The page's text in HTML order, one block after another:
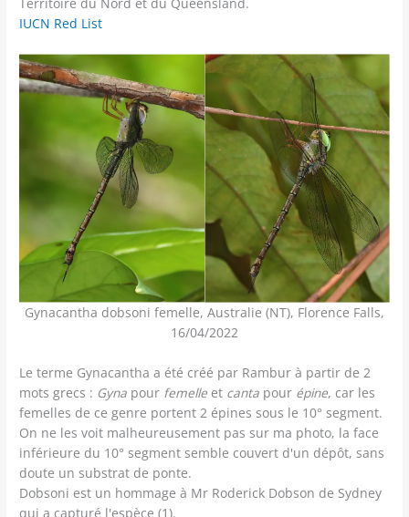
IUCN Red List
Gynacantha dobsoni femelle, Australie (NT), Florence Falls,
16/04/2022
Le terme Gynacantha a été créé par Rambur à partir de 2
mots grecs : Gyna pour femelle et canta pour épine, car les
femelles de ce genre portent 2 épines sous le 10° segment.
On ne les voit malheureusement pas sur ma photo, la face
inférieure du 10° segment semble couvert d'un dépôt, sans
doute un substrat de ponte.
Dobsoni est un hommage à Mr Roderick Dobson de Sydney
qui a capturé l'espèce (1).